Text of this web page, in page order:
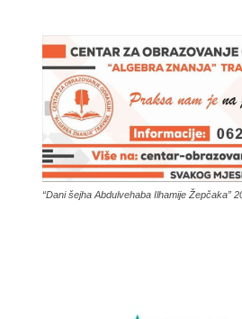
“Dani šejha Abdulvehaba Ilhamije Žepčaka”